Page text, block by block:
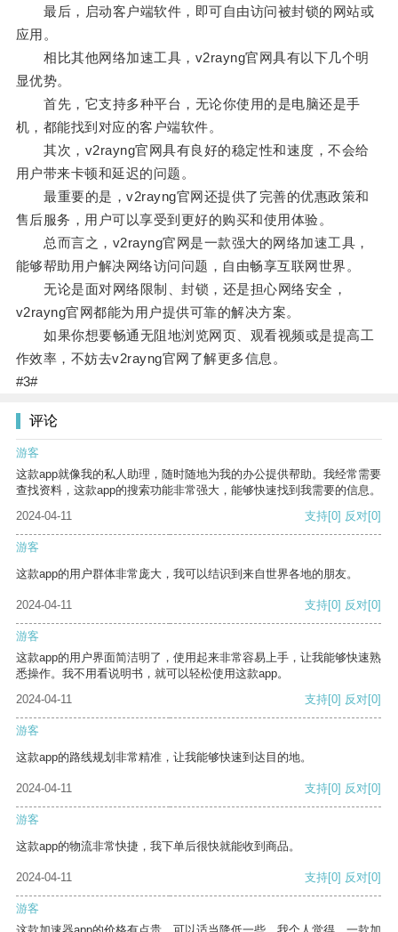
最后，启动客户端软件，即可自由访问被封锁的网站或
应用。
相比其他网络加速工具，v2rayng官网具有以下几个明
显优势。
首先，它支持多种平台，无论你使用的是电脑还是手
机，都能找到对应的客户端软件。
其次，v2rayng官网具有良好的稳定性和速度，不会给
用户带来卡顿和延迟的问题。
最重要的是，v2rayng官网还提供了完善的优惠政策和
售后服务，用户可以享受到更好的购买和使用体验。
总而言之，v2rayng官网是一款强大的网络加速工具，
能够帮助用户解决网络访问问题，自由畅享互联网世界。
无论是面对网络限制、封锁，还是担心网络安全，
v2rayng官网都能为用户提供可靠的解决方案。
如果你想要畅通无阻地浏览网页、观看视频或是提高工
作效率，不妨去v2rayng官网了解更多信息。
#3#
评论
游客
这款app就像我的私人助理，随时随地为我的办公提供帮助。我经常需要
查找资料，这款app的搜索功能非常强大，能够快速找到我需要的信息。
2024-04-11
支持[0] 反对[0]
游客
这款app的用户群体非常庞大，我可以结识到来自世界各地的朋友。
2024-04-11 支持[0] 反对[0]
游客
这款app的用户界面简洁明了，使用起来非常容易上手，让我能够快速熟
悉操作。我不用看说明书，就可以轻松使用这款app。
2024-04-11
支持[0] 反对[0]
游客
这款app的路线规划非常精准，让我能够快速到达目的地。
2024-04-11 支持[0] 反对[0]
游客
这款app的物流非常快捷，我下单后很快就能收到商品。
2024-04-11 支持[0] 反对[0]
游客